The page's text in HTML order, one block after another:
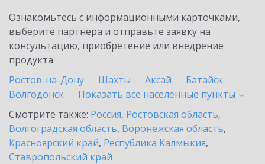
Ознакомьтесь с информационными карточками,
выберите партнёра и отправьте заявку на
консультацию, приобретение или внедрение
продукта.
Ростов-на-Дону
Шахты Аксай
Батайск
Волгодонск
Показать все населенные пункты
Смотрите также: Россия, Ростовская область,
Волгоградская область, Воронежская область,
Красноярский край, Республика Калмыкия,
Ставропольский край